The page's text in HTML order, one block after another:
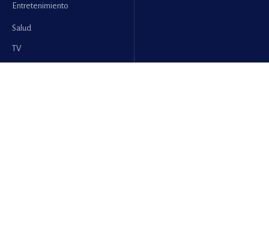
Entretenimiento
Salud
TV